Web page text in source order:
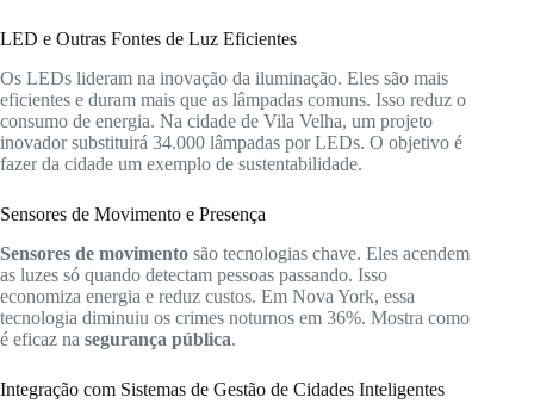
LED e Outras Fontes de Luz Eficientes
Os LEDs lideram na inovação da iluminação. Eles são mais
eficientes e duram mais que as lâmpadas comuns. Isso reduz o
consumo de energia. Na cidade de Vila Velha, um projeto
inovador substituirá 34.000 lâmpadas por LEDs. O objetivo é
fazer da cidade um exemplo de sustentabilidade.
Sensores de Movimento e Presença
Sensores de movimento são tecnologias chave. Eles acendem
as luzes só quando detectam pessoas passando. Isso
economiza energia e reduz custos. Em Nova York, essa
tecnologia diminuiu os crimes noturnos em 36%. Mostra como
é eficaz na segurança pública.
Integração com Sistemas de Gestão de Cidades Inteligentes